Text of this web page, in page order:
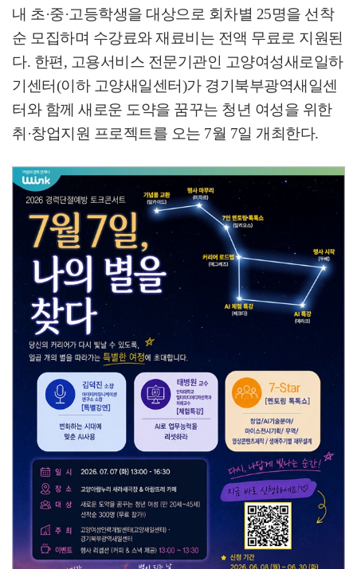
내 초·중·고등학생을 대상으로 회차별 25명을 선착
순 모집하며 수강료와 재료비는 전액 무료로 지원된
다. 한편, 고용서비스 전문기관인 고양여성새로일하
기센터(이하 고양새일센터)가 경기북부광역새일센
터와 함께 새로운 도약을 꿈꾸는 청년 여성을 위한
취 ·창업지원 프로젝트를 오는 7월 7일 개최한다.